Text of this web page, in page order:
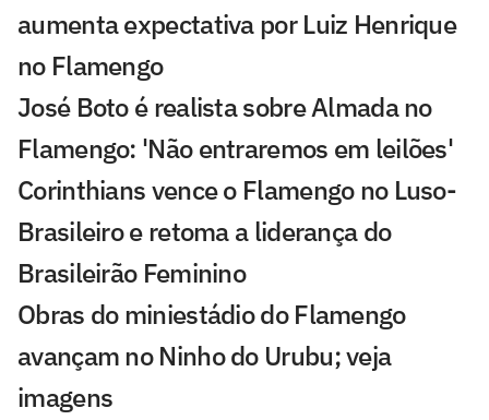
aumenta expectativa por Luiz Henrique
no Flamengo
José Boto é realista sobre Almada no
Flamengo: 'Não entraremos em leilões'
Corinthians vence o Flamengo no Luso-
Brasileiro e retoma a liderança do
Brasileirão Feminino
Obras do miniestádio do Flamengo
avançam no Ninho do Urubu; veja
imagens